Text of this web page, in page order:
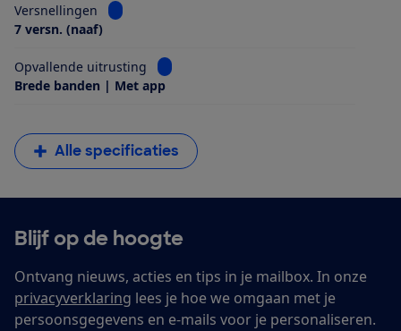
Versnellingen
Bekijk informatie voor Versnellingen
7 versn. (naaf)
Opvallende uitrusting
Bekijk informatie voor Opvallende
Brede banden | Met app
Alle specificaties
Blijf op de hoogte
Ontvang nieuws, acties en tips in je mailbox. In onze
privacyverklaring lees je hoe we omgaan met je
persoonsgegevens en e-mails voor je personaliseren.